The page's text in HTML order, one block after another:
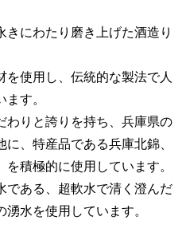
にわたり磨き上げた酒造り
使用し、伝統的な製法で人
す。
わりと誇りを持ち、兵庫県の
、特産品である兵庫北錦、
積極的に使用しています。
である、超軟水で清く澄んだ
水を使用しています。